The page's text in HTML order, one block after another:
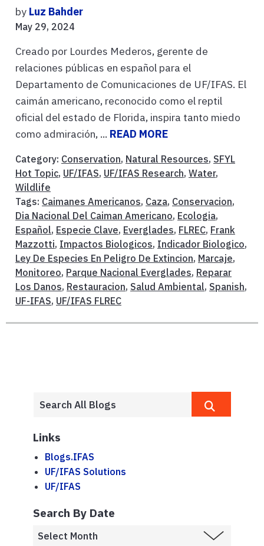
by Luz Bahder
May 29, 2024
Creado por Lourdes Mederos, gerente de
relaciones públicas en español para el
Departamento de Comunicaciones de UF/IFAS. El
caimán americano, reconocido como el reptil
oficial del estado de Florida, inspira tanto miedo
como admiración, ... READ MORE
Category: Conservation, Natural Resources, SFYL
Hot Topic, UF/IFAS, UF/IFAS Research, Water,
Wildlife
Tags: Caimanes Americanos, Caza, Conservacion,
Dia Nacional Del Caiman Americano, Ecologia,
Español, Especie Clave, Everglades, FLREC, Frank
Mazzotti, Impactos Biologicos, Indicador Biologico,
Ley De Especies En Peligro De Extincion, Marcaje,
Monitoreo, Parque Nacional Everglades, Reparar
Los Danos, Restauracion, Salud Ambiental, Spanish,
UF-IFAS, UF/IFAS FLREC
Links
Blogs.IFAS
UF/IFAS Solutions
UF/IFAS
Search By Date